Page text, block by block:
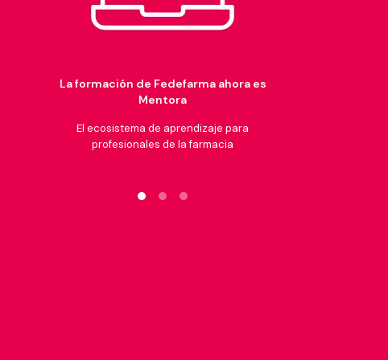
La formación de Fedefarma ahora es
Mentora​
El ecosistema de aprendizaje ​para
profesionales de la farmacia